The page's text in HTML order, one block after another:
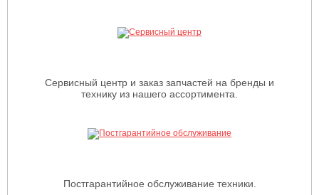
Сервисный центр и заказ запчастей на бренды и
технику из нашего ассортимента.
Постгарантийное обслуживание техники.